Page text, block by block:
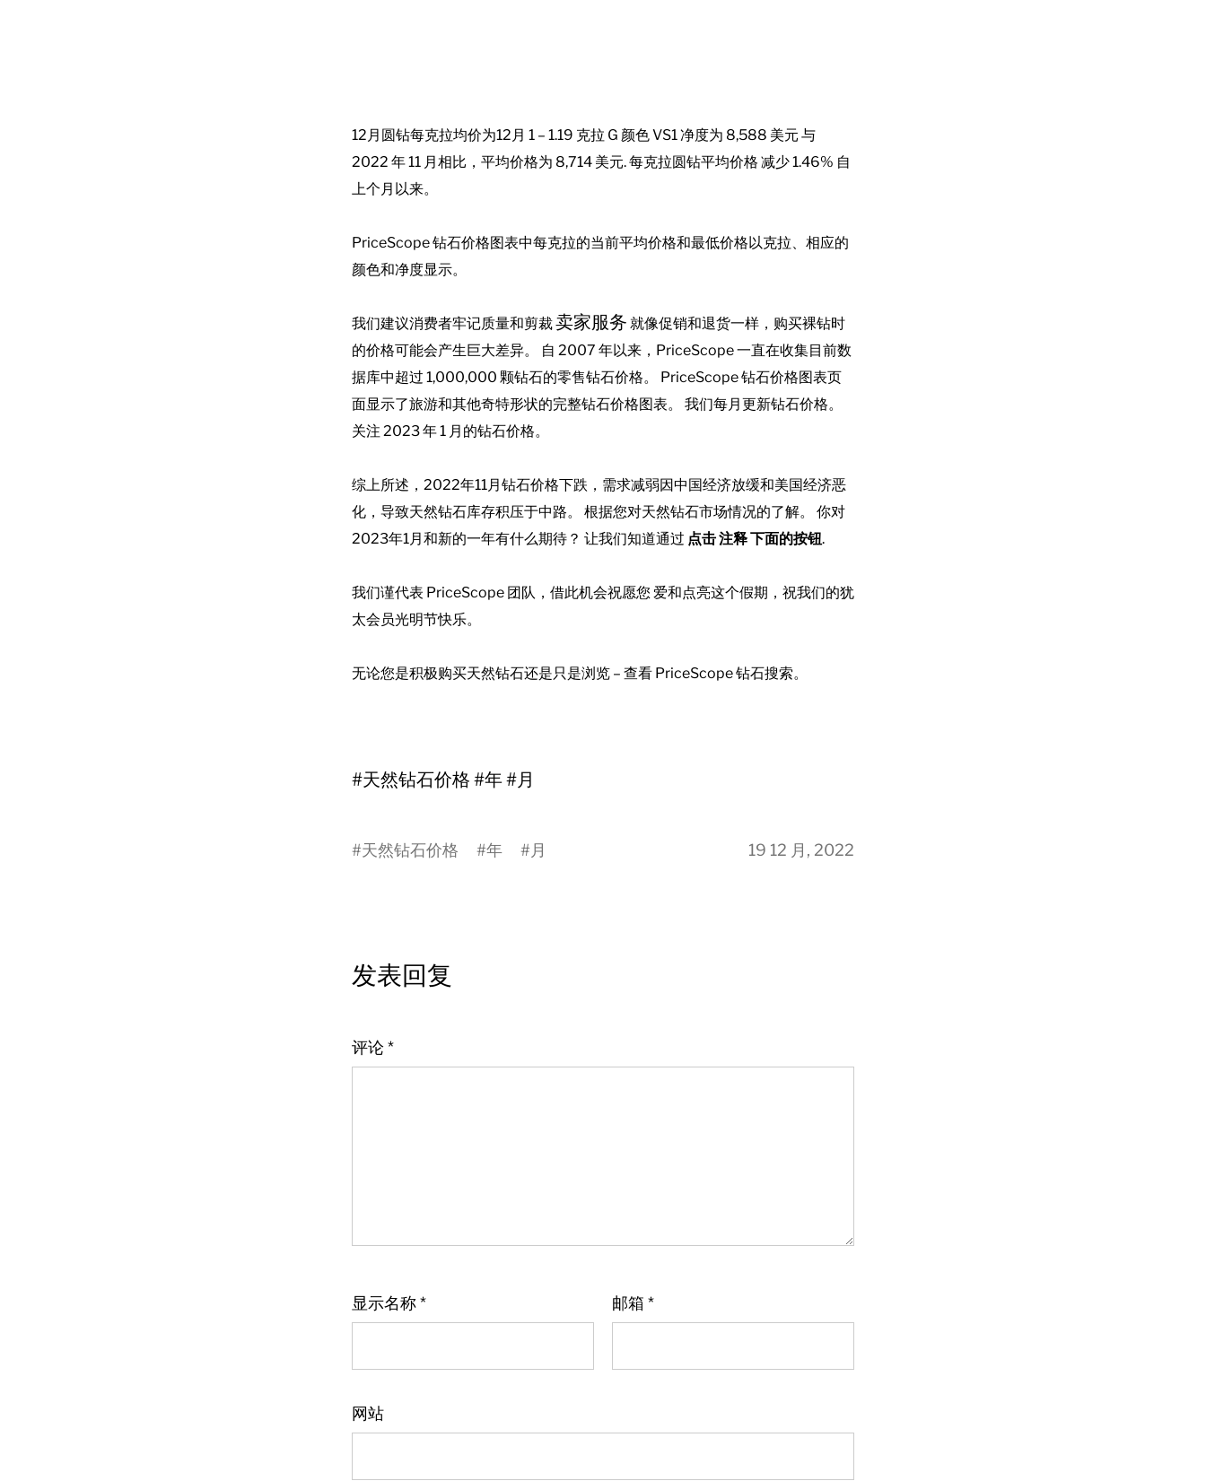
12月圆钻每克拉均价为12月 1 – 1.19 克拉 G 颜色VS1净度为 8,588 美元 与
2022 年 11 月相比，平均价格为 8,714 美元. 每克拉圆钻平均价格 减少1.46% 自
上个月以来。
PriceScope 钻石价格图表中每克拉的当前平均价格和最低价格以克拉、相应的
颜色和净度显示。
我们建议消费者牢记质量和剪裁卖家服务 就像促销和退货一样，购买裸钻时
的价格可能会产生巨大差异。 自 2007 年以来，PriceScope 一直在收集目前数
据库中超过 1,000,000 颗钻石的零售钻石价格。 PriceScope 钻石价格图表页
面显示了旅游和其他奇特形状的完整钻石价格图表。 我们每月更新钻石价格。
关注 2023 年 1 月的钻石价格。
综上所述，2022年11月钻石价格下跌，需求减弱因中国经济放缓和美国经济恶
化，导致天然钻石库存积压于中路。 根据您对天然钻石市场情况的了解。 你对
2023年1月和新的一年有什么期待？ 让我们知道通过 点击注释下面的按钮.
我们谨代表 PriceScope 团队，借此机会祝愿您 爱和点亮这个假期，祝我们的犹
太会员光明节快乐。
无论您是积极购买天然钻石还是只是浏览 – 查看 PriceScope 钻石搜索。
#天然钻石价格 #年 #月
#天然钻石价格 #年 #月 19 12 月, 2022
发表回复
评论*
显示名称* 邮箱 *
网站